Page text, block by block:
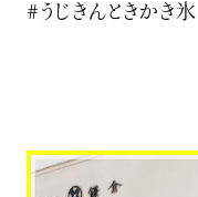
#うじきんときかき氷